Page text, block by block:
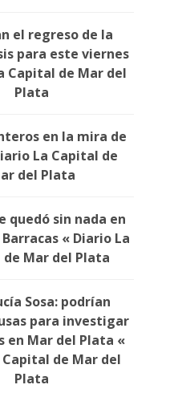
el regreso de la
para este viernes
Capital de Mar del
Plata
en la mira de
La Capital de
del Plata
quedó sin nada en
« Diario La
Mar del Plata
Sosa: podrían
para investigar
en Mar del Plata «
de Mar del
Plata